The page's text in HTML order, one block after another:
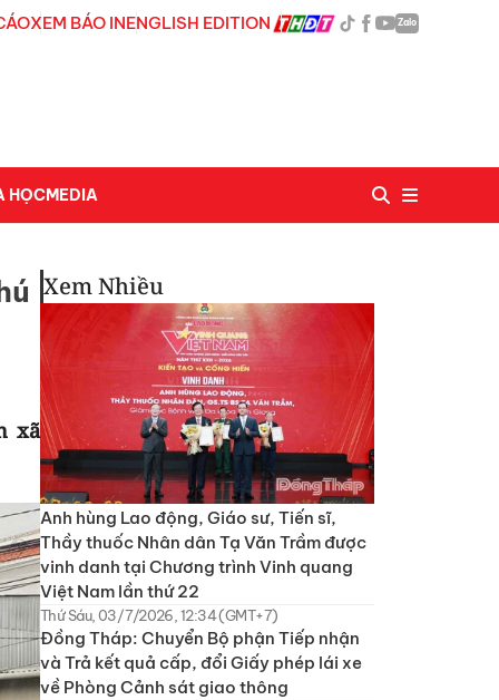
XEM BÁO INENGLISH EDITION Zalo
HỌCMEDIA
xã
Xem Nhiều
Anh hùng Lao động, Giáo sư, Tiến sĩ,
Thầy thuốc Nhân dân Tạ Văn Trầm được
vinh danh tại Chương trình Vinh quang
Việt Nam lần thứ 22
Thứ Sáu, 03/7/2026, 12:34 (GMT+7)
Đồng Tháp: Chuyển Bộ phận Tiếp nhận
và Trả kết quả cấp, đổi Giấy phép lái xe
về Phòng Cảnh sát giao thông